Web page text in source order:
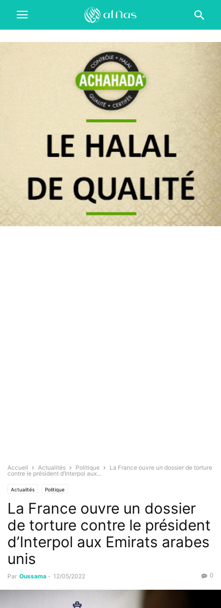
Accueil Actualités Politique
La France ouvre un dossier de torture
contre le président d’Interpol aux...
Actualités Politique
La France ouvre un dossier
de torture contre le président
d’Interpol aux Emirats arabes
unis
Par Oussama - 12/05/2022 0